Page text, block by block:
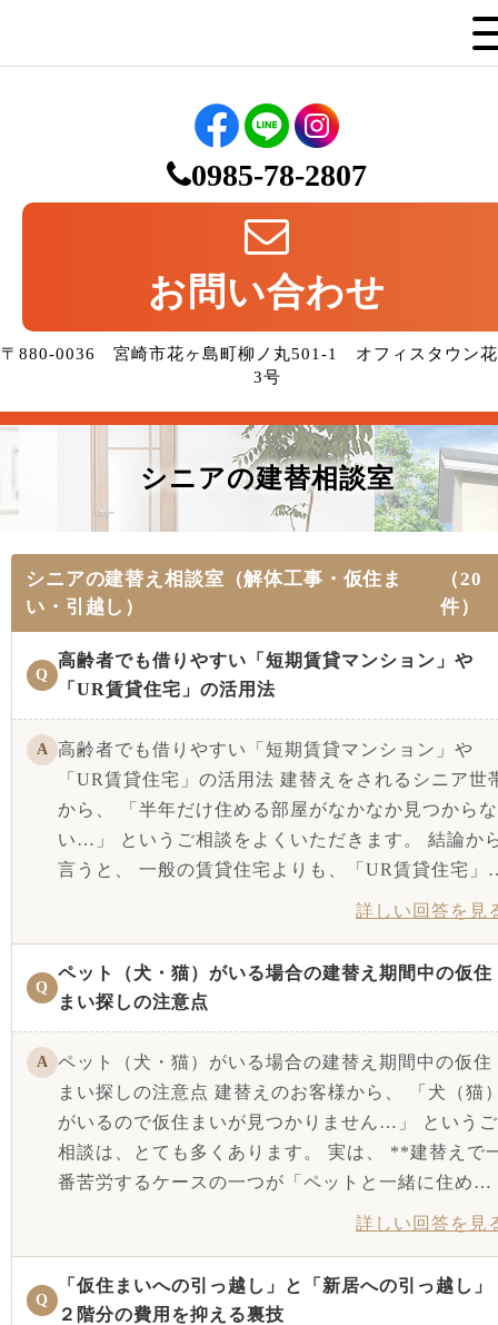
0985-78-2807
お問い合わせ
〒880-0036 宮崎市花ヶ島町柳ノ丸501-1 オフィスタウン
3号
シニアの建替相談室
シニアの建替え相談室（解体工事・仮住ま
い・引越し）
（20
件）
Q
高齢者でも借りやすい「短期賃貸マンション」や
「UR賃貸住宅」の活用法
A 高齢者でも借りやすい「短期賃貸マンション」や
「UR賃貸住宅」の活用法 建替えをされるシニア世
から、 「半年だけ住める部屋がなかなか見つからな
い…」 というご相談をよくいただきます。 結論か
言うと、 一般の賃貸住宅よりも、「UR賃貸住宅
詳しい回答を見
Q
ペット（犬・猫）がいる場合の建替え期間中の仮住
まい探しの注意点
A ペット（犬・猫）がいる場合の建替え期間中の仮住
まい探しの注意点 建替えのお客様から、 「犬（猫
がいるので仮住まいが見つかりません…」 というご
相談は、とても多くあります。 実は、 **建替えで
番苦労するケースの一つが「ペットと一緒に住め…
詳しい回答を見
Q
「仮住まいへの引っ越し」と「新居への引っ越し」
２階分の費用を抑える裏技